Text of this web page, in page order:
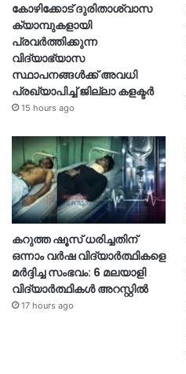
കോഴിക്കോട് ദുരിതാശ്വാസ
ക്യാമ്പുകളായി
പ്രവര്‍ത്തിക്കുന്ന
വിദ്യാഭ്യാസ
സ്ഥാപനങ്ങള്‍ക്ക് അവധി
പ്രഖ്യാപിച്ച് ജില്ലാ കളക്ടർ
15 hours ago
കറുത്ത ഷൂസ് ധരിച്ചതിന്
ഒന്നാം വർഷ വിദ്യാർത്ഥികളെ
മർദ്ദിച്ച സംഭവം: 6 മലയാളി
വിദ്യാർത്ഥികൾ അറസ്റ്റിൽ
17 hours ago